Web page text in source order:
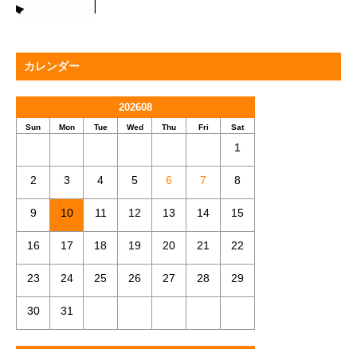
カレンダー
202608
Sun Mon Tue Wed Thu Fri Sat
1
2 3 4 5 6 7 8
9 10 11 12 13 14 15
16 17 18 19 20 21 22
23 24 25 26 27 28 29
30 31